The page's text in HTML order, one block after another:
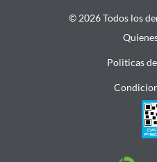
© 2026 Todos los
Politicas